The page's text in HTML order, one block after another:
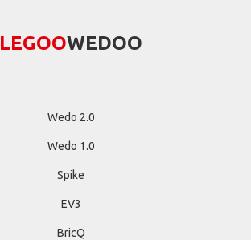
LEGООWEDОО
Wedo 2.0
Wedo 1.0
Spike
EV3
BricQ